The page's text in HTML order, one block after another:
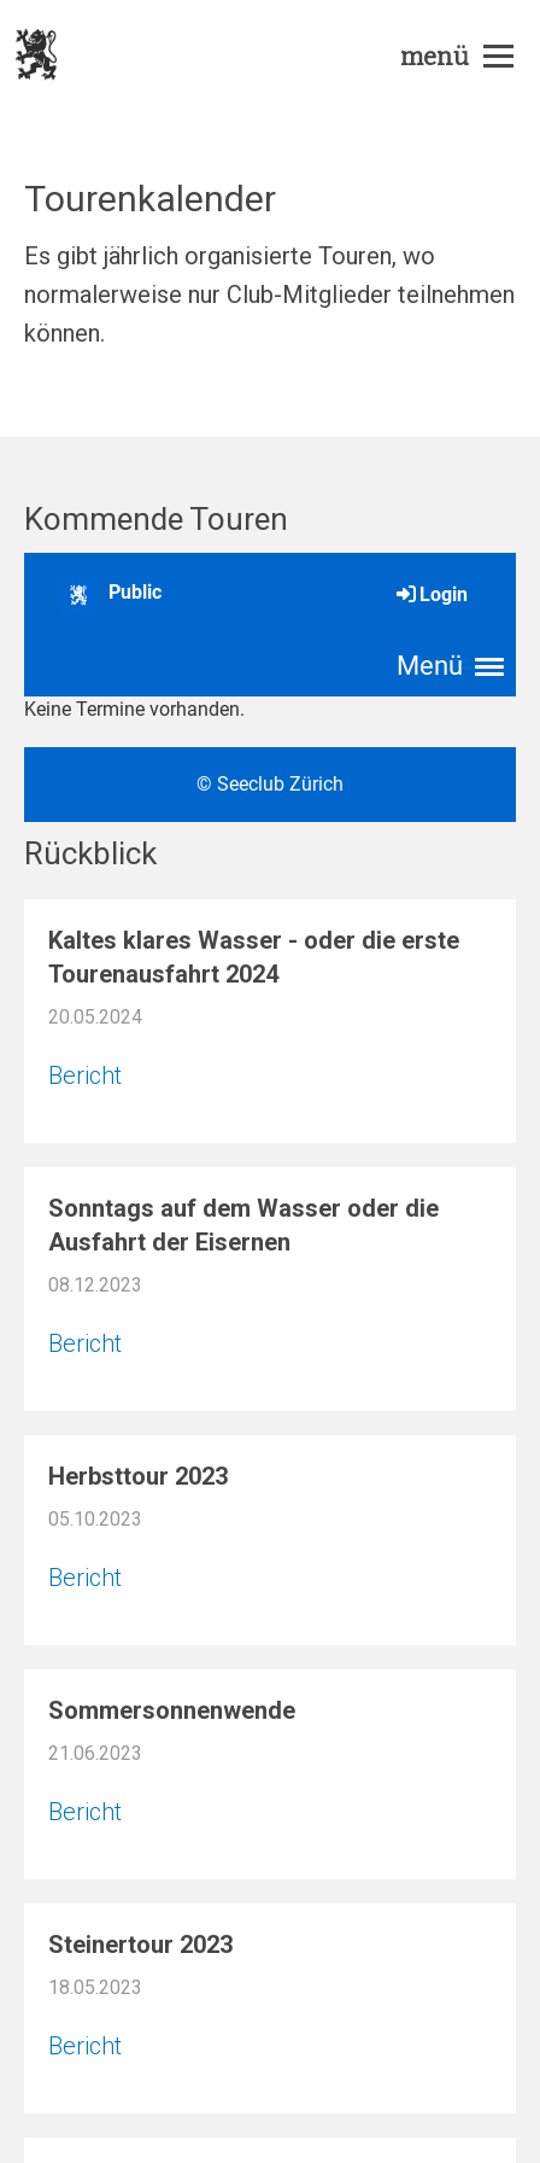
menü
Tourenkalender
Es gibt jährlich organisierte Touren, wo
normalerweise nur Club-Mitglieder teilnehmen
können.
Kommende Touren
Rückblick
Kaltes klares Wasser - oder die erste
Tourenausfahrt 2024
20.05.2024
Bericht
Sonntags auf dem Wasser oder die
Ausfahrt der Eisernen
08.12.2023
Bericht
Herbsttour 2023
05.10.2023
Bericht
Sommersonnenwende
21.06.2023
Bericht
Steinertour 2023
18.05.2023
Bericht